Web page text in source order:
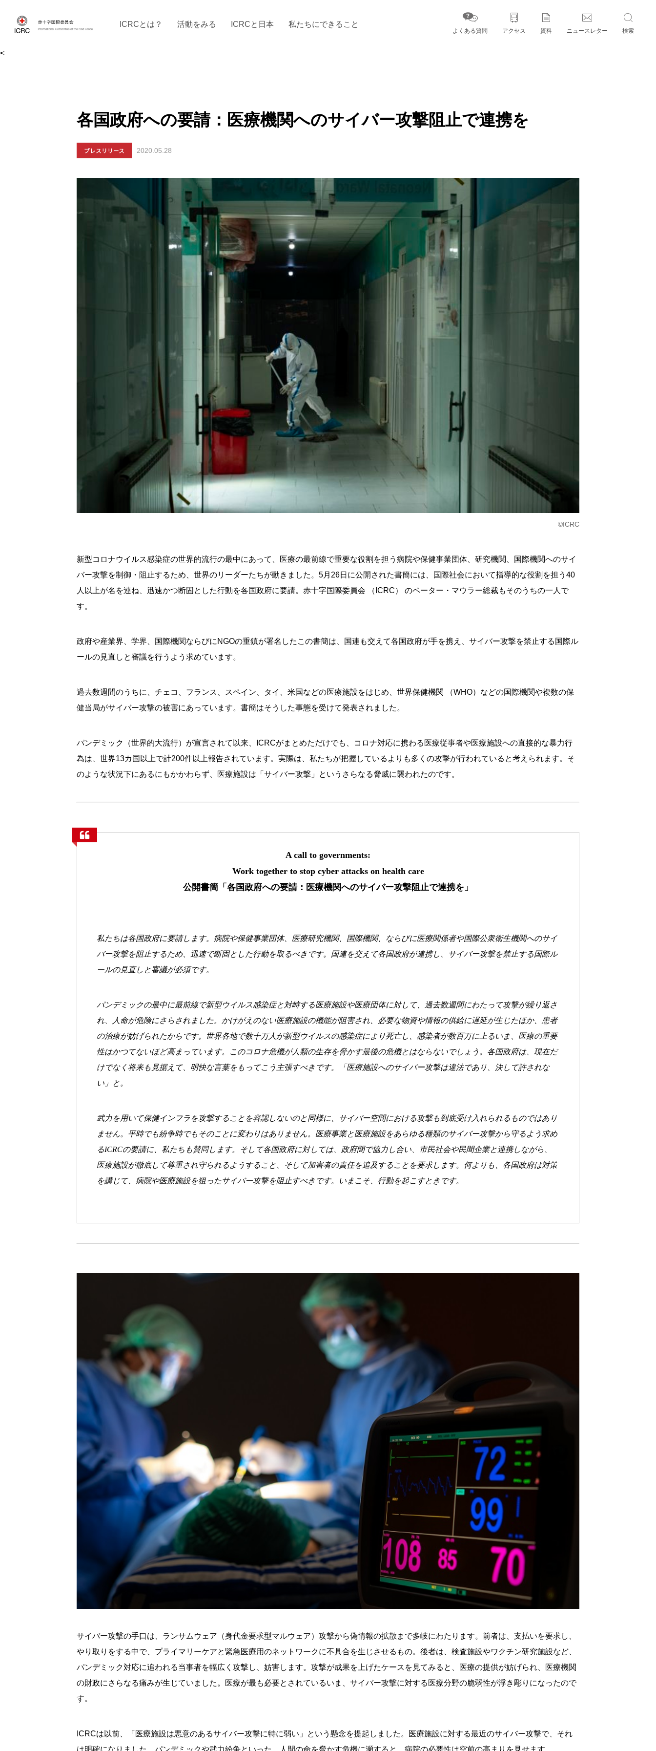
<
よくある質問 アクセス 資料 ニュースレター 検索
ICRCとは？ 活動をみる ICRCと日本 私たちにできること
各国政府への要請：医療機関へのサイバー攻撃阻止で連携を
プレスリリース 2020.05.28
©ICRC
新型コロナウイルス感染症の世界的流行の最中にあって、医療の最前線で重要な役割を担う病院や保健事業団体、研究機関、国際機関へのサイ
バー攻撃を制御・阻止するため、世界のリーダーたちが動きました。5月26日に公開された書簡には、国際社会において指導的な役割を担う40
人以上が名を連ね、迅速かつ断固とした行動を各国政府に要請。赤十字国際委員会 （ICRC） のペーター・マウラー総裁もそのうちの一人で
す。
政府や産業界、学界、国際機関ならびにNGOの重鎮が署名したこの書簡は、国連も交えて各国政府が手を携え、サイバー攻撃を禁止する国際ル
ールの見直しと審議を行うよう求めています。
過去数週間のうちに、チェコ、フランス、スペイン、タイ、米国などの医療施設をはじめ、世界保健機関 （WHO）などの国際機関や複数の保
健当局がサイバー攻撃の被害にあっています。書簡はそうした事態を受けて発表されました。
パンデミック（世界的大流行）が宣言されて以来、ICRCがまとめただけでも、コロナ対応に携わる医療従事者や医療施設への直接的な暴力行
為は、世界13カ国以上で計200件以上報告されています。実際は、私たちが把握しているよりも多くの攻撃が行われていると考えられます。そ
のような状況下にあるにもかかわらず、医療施設は「サイバー攻撃」というさらなる脅威に襲われたのです。
A call to governments:
Work together to stop cyber attacks on health care
公開書簡「各国政府への要請：医療機関へのサイバー攻撃阻止で連携を」
私たちは各国政府に要請します。病院や保健事業団体、医療研究機関、国際機関、ならびに医療関係者や国際公衆衛生機関へのサイ
バー攻撃を阻止するため、迅速で断固とした行動を取るべきです。国連を交えて各国政府が連携し、サイバー攻撃を禁止する国際ル
ールの見直しと審議が必須です。
パンデミックの最中に最前線で新型ウイルス感染症と対峙する医療施設や医療団体に対して、過去数週間にわたって攻撃が繰り返さ
れ、人命が危険にさらされました。かけがえのない医療施設の機能が阻害され、必要な物資や情報の供給に遅延が生じたほか、患者
の治療が妨げられたからです。世界各地で数十万人が新型ウイルスの感染症により死亡し、感染者が数百万に上るいま、医療の重要
性はかつてないほど高まっています。このコロナ危機が人類の生存を脅かす最後の危機とはならないでしょう。各国政府は、現在だ
けでなく将来も見据えて、明快な言葉をもってこう主張すべきです。「医療施設へのサイバー攻撃は違法であり、決して許されな
い」と。
武力を用いて保健インフラを攻撃することを容認しないのと同様に、サイバー空間における攻撃も到底受け入れられるものではあり
ません。平時でも紛争時でもそのことに変わりはありません。医療事業と医療施設をあらゆる種類のサイバー攻撃から守るよう求め
るICRCの要請に、私たちも賛同します。そして各国政府に対しては、政府間で協力し合い、市民社会や民間企業と連携しながら、
医療施設が徹底して尊重され守られるようすること、そして加害者の責任を追及することを要求します。何よりも、各国政府は対策
を講じて、病院や医療施設を狙ったサイバー攻撃を阻止すべきです。いまこそ、行動を起こすときです。
サイバー攻撃の手口は、ランサムウェア（身代金要求型マルウェア）攻撃から偽情報の拡散まで多岐にわたります。前者は、支払いを要求し、
やり取りをする中で、プライマリーケアと緊急医療用のネットワークに不具合を生じさせるもの。後者は、検査施設やワクチン研究施設など、
パンデミック対応に追われる当事者を幅広く攻撃し、妨害します。攻撃が成果を上げたケースを見てみると、医療の提供が妨げられ、医療機関
の財政にさらなる痛みが生じていました。医療が最も必要とされているいま、サイバー攻撃に対する医療分野の脆弱性が浮き彫りになったので
す。
ICRCは以前、「医療施設は悪意のあるサイバー攻撃に特に弱い」という懸念を提起しました。医療施設に対する最近のサイバー攻撃で、それ